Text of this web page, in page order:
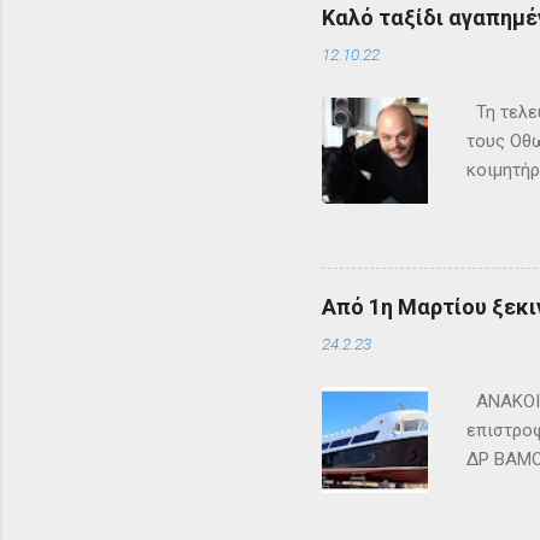
Καλό ταξίδι
12.10.22
Τη
τους
Από 1η Μαρτίου
24.2.23
ΔΡ